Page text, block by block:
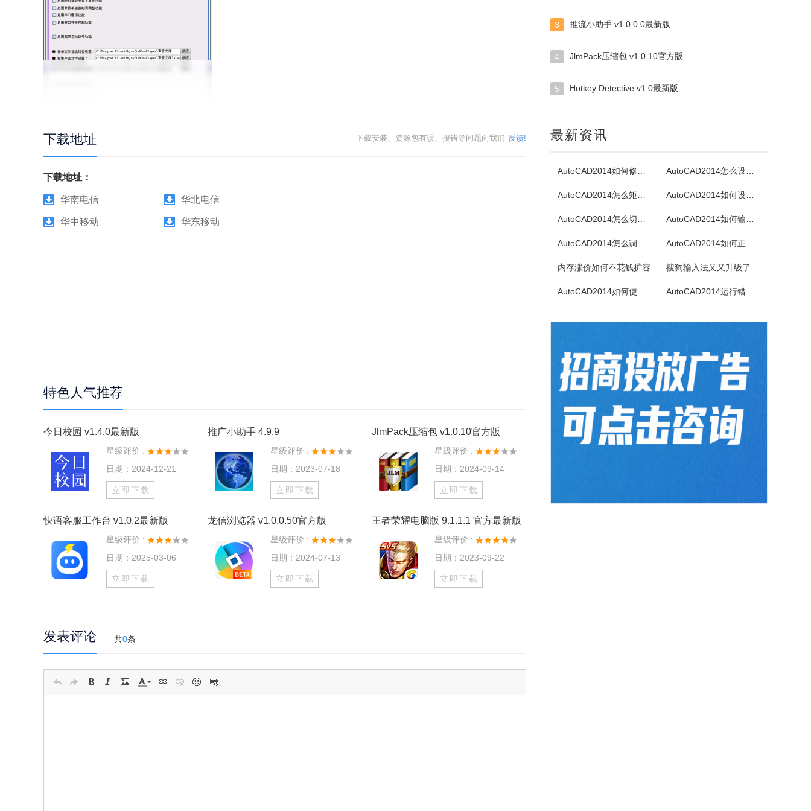
下载地址 下载安装、资源包有误、报错等问题向我们 反馈!
下载地址：
华南电信 华北电信
华中移动 华东移动
特色人气推荐
今日校园 v1.4.0最新版
星级评价 :
日期：2024-12-21
立即下载
推广小助手 4.9.9
星级评价 :
日期：2023-07-18
立即下载
JlmPack压缩包 v1.0.10官方版
星级评价 :
日期：2024-09-14
立即下载
快语客服工作台 v1.0.2最新版
星级评价 :
日期：2025-03-06
立即下载
龙信浏览器 v1.0.0.50官方版
星级评价 :
日期：2024-07-13
立即下载
王者荣耀电脑版 9.1.1.1 官方最新版
星级评价 :
日期：2023-09-22
立即下载
发表评论 共0条
BlueScreenView
KernSafeTotalMounter是一种先进的和强大的虚拟的CD/DVD-ROM光碟/RW光碟/内存仿真器，TotalMounter也是一个免费的全功能的iSCSI启动程序，虚拟磁盘仿真器。KernSafeTotalMounter还提供虚拟收件技术引入iSCSI启动程序和INetDisk客户，...
容易使用的32位的ZIP解压缩工具，特色是能解压缩任何ZIP软件所压的ZIP文件，直接删除ZIP中的文件，测试ZIP文件是否损坏，支援文件名，可将EXE转成ZIP文件，或者ZIP文件转成EXE自解包文件等等，几乎一般ZIP压缩软件该有的功能它都有。
DVD Identifier
3 推流小助手 v1.0.0.0最新版
4 JlmPack压缩包 v1.0.10官方版
5 Hotkey Detective v1.0最新版
最新资讯
AutoCAD2014如何修改标注文字 AutoCAD2014怎么设置透明度
AutoCAD2014怎么矩阵阵列 AutoCAD2014如何设置延伸图形
AutoCAD2014怎么切换经典模式 AutoCAD2014如何输入文字
AutoCAD2014怎么调出工具栏 AutoCAD2014如何正确卸载
内存涨价如何不花钱扩容 搜狗输入法又又升级了！新增跨设备复制粘贴”，告别文件传输助手！
AutoCAD2014如何使用图案填充 AutoCAD2014运行错误怎么办